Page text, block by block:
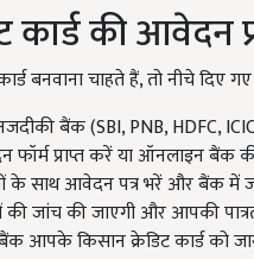
कार्ड की आवेदन
बनवाना चाहते हैं, तो नीचे दिए
बैंक (SBI, PNB, HDFC,
प्राप्त करें या ऑनलाइन बैंक
के साथ आवेदन पत्र भरें और बैंक में
की जांच की जाएगी और आपकी
बैंक आपके किसान क्रेडिट कार्ड को